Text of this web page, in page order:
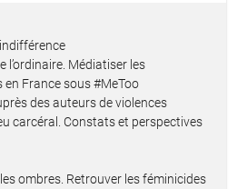
l’ordinaire. Médiatiser les
en France sous #MeToo
des auteurs de violences
carcéral. Constats et perspectives
ombres. Retrouver les féminicides